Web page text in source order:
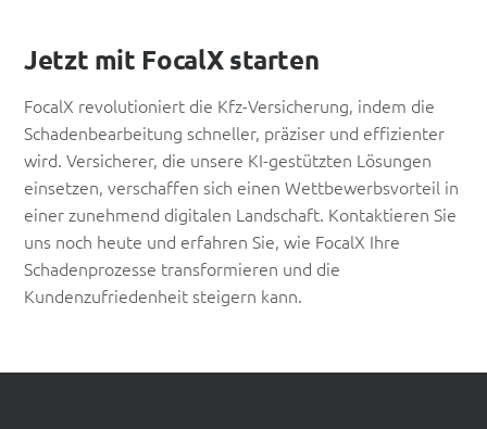
Jetzt mit FocalX starten
FocalX revolutioniert die Kfz-Versicherung, indem die
Schadenbearbeitung schneller, präziser und effizienter
wird. Versicherer, die unsere KI-gestützten Lösungen
einsetzen, verschaffen sich einen Wettbewerbsvorteil in
einer zunehmend digitalen Landschaft. Kontaktieren Sie
uns noch heute und erfahren Sie, wie FocalX Ihre
Schadenprozesse transformieren und die
Kundenzufriedenheit steigern kann.